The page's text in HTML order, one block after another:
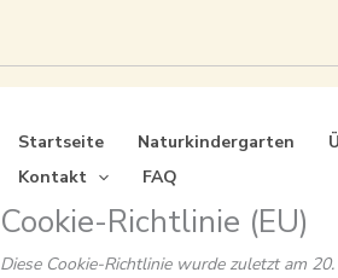
Startseite Naturkindergarten
Kontakt
FAQ
Cookie-Richtlinie (EU)
Diese Cookie-Richtlinie wurde zuletzt am